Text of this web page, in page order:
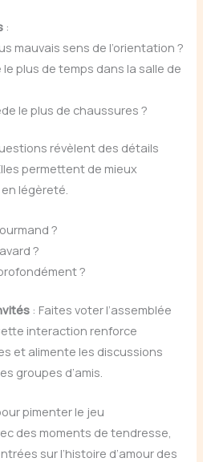
:
mauvais sens de l’orientation ?
le plus de temps dans la salle de
le plus de chaussures ?
révèlent des détails
permettent de mieux
légèreté.
?
?
?
: Faites voter l’assemblée
interaction renforce
et alimente les discussions
groupes d’amis.
pimenter le jeu
des moments de tendresse,
sur l’histoire d’amour des